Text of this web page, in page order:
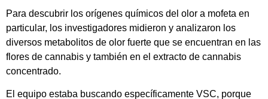
Para descubrir los orígenes químicos del olor a mofeta en
particular, los investigadores midieron y analizaron los
diversos metabolitos de olor fuerte que se encuentran en las
flores de cannabis y también en el extracto de cannabis
concentrado.
El equipo estaba buscando específicamente VSC, porque